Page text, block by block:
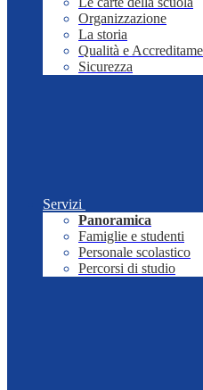
Organizzazione
La storia
Qualità e
Sicurezza
Servizi
Panoramica
Famiglie e studenti
Personale scolastico
Percorsi di studio